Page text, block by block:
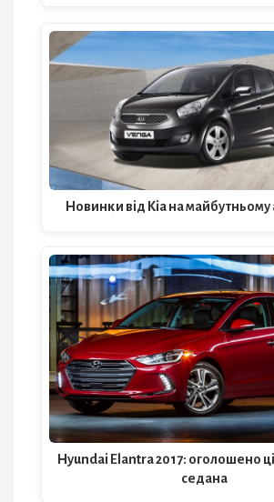
Новинки від Kia на майбутньому
Hyundai Elantra 2017: оголошено
седана